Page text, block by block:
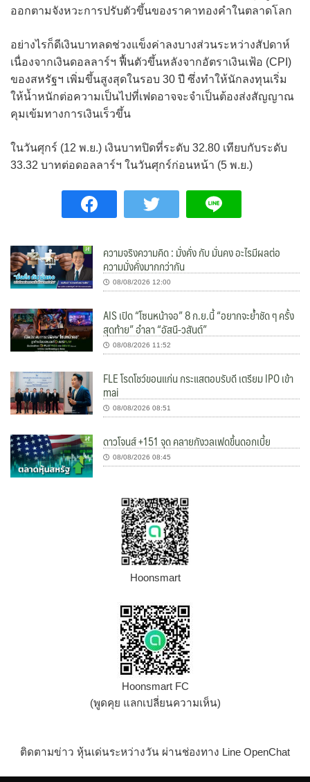
ออกตามจังหวะการปรับตัวขึ้นของราคาทองคำในตลาดโลก
อย่างไรก็ดีเงินบาทลดช่วงแข็งค่าลงบางส่วนระหว่างสัปดาห์
เนื่องจากเงินดอลลาร์ฯ ฟื้นตัวขึ้นหลังจากอัตราเงินเฟ้อ (CPI)
ของสหรัฐฯ เพิ่มขึ้นสูงสุดในรอบ 30 ปี ซึ่งทำให้นักลงทุนเริ่ม
ให้น้ำหนักต่อความเป็นไปที่เฟดอาจจะจำเป็นต้องส่งสัญญาณ
คุมเข้มทางการเงินเร็วขึ้น
ในวันศุกร์ (12 พ.ย.) เงินบาทปิดที่ระดับ 32.80 เทียบกับระดับ
33.32 บาทต่อดอลลาร์ฯ ในวันศุกร์ก่อนหน้า (5 พ.ย.)
ความจริงความคิด : มั่งคั่ง กับ มั่นคง อะไรมีผลต่อ
ความมั่งคั่งมากกว่ากัน
08/08/2026 12:00
AIS เปิด “โซนหน้าจอ” 8 ก.ย.นี้ “อยากจะย้ำชัด ๆ ครั้ง
สุดท้าย” อำลา “อัสนี-วสันต์”
08/08/2026 11:52
FLE โรดโชว์ขอนแก่น กระแสตอบรับดี เตรียม IPO เข้า
mai
08/08/2026 08:51
ดาวโจนส์ +151 จุด คลายกังวลเฟดขึ้นดอกเบี้ย
08/08/2026 08:45
Hoonsmart
Hoonsmart FC
(พูดคุย แลกเปลี่ยนความเห็น)
ติดตามข่าว หุ้นเด่นระหว่างวัน ผ่านช่องทาง Line OpenChat